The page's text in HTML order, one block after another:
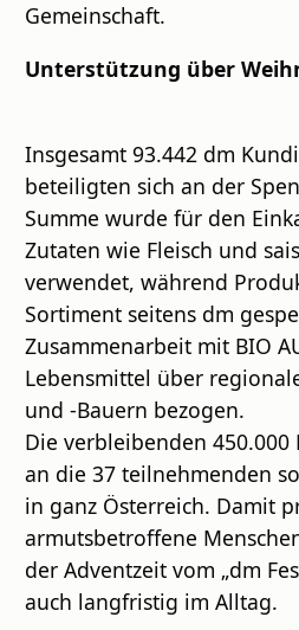
Gemeinschaft.
Unterstützung über
Insgesamt 93.442 dm
beteiligten sich an der
Summe wurde für den
Zutaten wie Fleisch und
verwendet, während
Sortiment seitens dm
Zusammenarbeit mit BIO
Lebensmittel über
und -Bauern bezogen.
Die verbleibenden
an die 37 teilnehmenden
in ganz Österreich. Damit
armutsbetroffene
der Adventzeit vom „dm
auch langfristig im Alltag.